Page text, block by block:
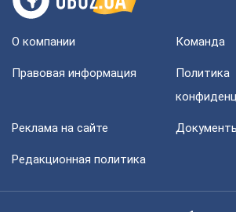
О компании Команда
Правовая информация
Политика
Реклама на сайте
Редакционная политика